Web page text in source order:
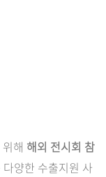
해 해외 전시회 참
다양한 수출지원 사